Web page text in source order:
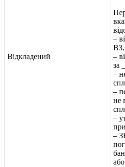
Відкладений
Пе
вка
від
– ві
ВЗ,
– ві
за
– н
спл
– п
не
спл
– у
пр
– З
пог
бан
або